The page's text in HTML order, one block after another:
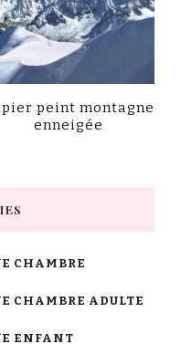
peint montagne
enneigée
CHAMBRE
CHAMBRE ADULTE
ENFANT